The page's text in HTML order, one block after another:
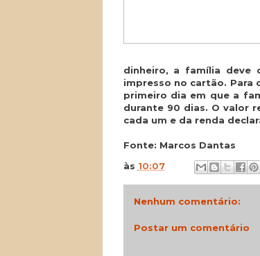
dinheiro, a família deve
impresso no cartão. Para
primeiro dia em que a
durante 90 dias. O valor
cada um e da renda
Fonte: Marcos Dantas
às 10:07
Nenhum comentário:
Postar um comentário